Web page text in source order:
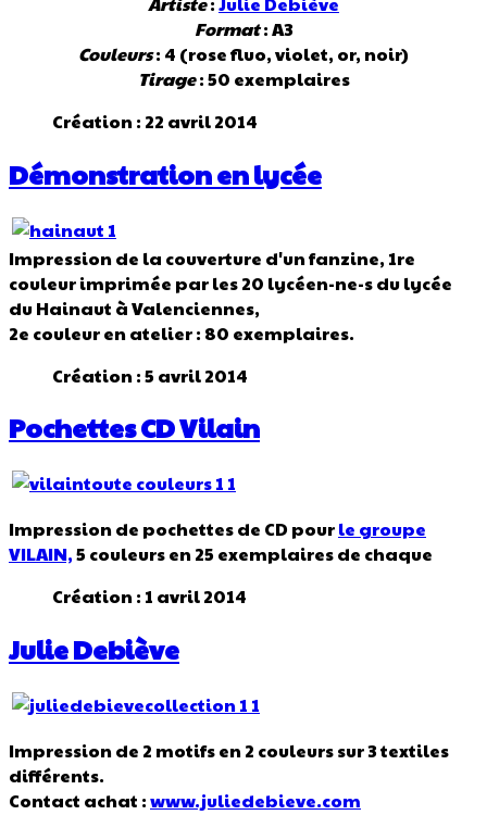
Format: A3
Couleurs: 4 (rose fluo, violet, or, noir)
Tirage: 50 exemplaires
Création : 22 avril 2014
Démonstration en lycée
Impression de la couverture d'un fanzine, 1re
couleur imprimée par les 20 lycéen-ne-s du lycée
du Hainaut à Valenciennes,
2e couleur en atelier : 80 exemplaires.
Création : 5 avril 2014
Pochettes CD Vilain
Impression de pochettes de CD pourle groupe
VILAIN,5 couleurs en 25 exemplaires de chaque
Création : 1 avril 2014
Julie Debiève
Impression de 2 motifs en 2 couleurs sur 3 textiles
différents.
Contact achat :www.juliedebieve.com